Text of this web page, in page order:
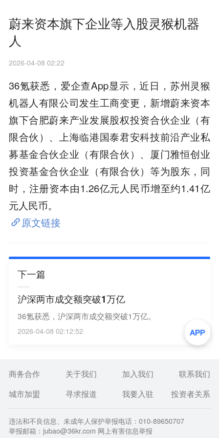
蔚来资本旗下企业等入股灵猴机器
人
2026-04-08 02:22
36氪获悉，爱企查App显示，近日，苏州灵猴
机器人有限公司发生工商变更，新增蔚来资本
旗下合肥蔚来产业发展股权投资合伙企业（有
限合伙）、上海临港国泰君安科技前沿产业私
募基金合伙企业（有限合伙）、厦门雅恒创业
投资基金合伙企业（有限合伙）等为股东，同
时，注册资本由1.26亿元人民币增至约1.41亿
元人民币。
原文链接
下一篇
沪深两市成交额突破1万亿
36氪获悉，沪深两市成交额突破1万亿。
2026-04-08 02:12:52
商务合作 关于我们 加入我们
联系我们
城市加盟
寻求报道 我要入驻 投资者关系
违法和不良信息、未成年人保护举报电话：010-89650707
举报邮箱：jubao@36kr.com 网上有害信息举报